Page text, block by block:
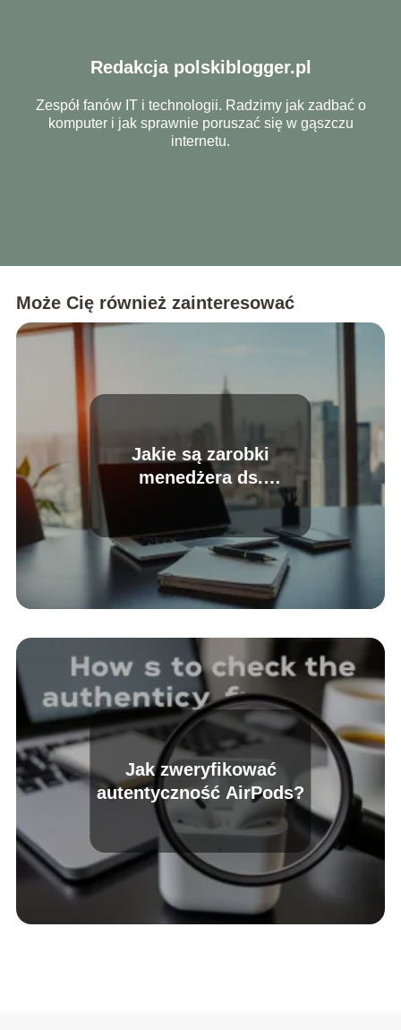
Redakcja polskiblogger.pl
Zespół fanów IT i technologii. Radzimy jak zadbać o
komputer i jak sprawnie poruszać się w gąszczu
internetu.
Może Cię również zainteresować
Jakie są zarobki
menedżera ds.
marketingu?
Jak zweryfikować
autentyczność AirPods?